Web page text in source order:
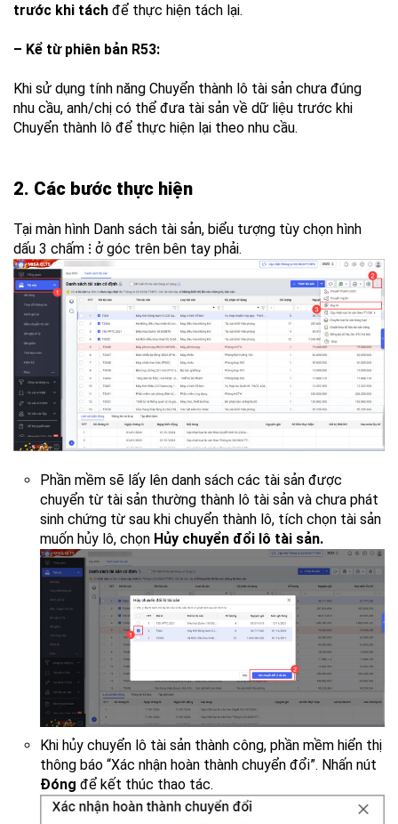
trước khi tách để thực hiện tách lại.
– Kể từ phiên bản R53:
Khi sử dụng tính năng Chuyển thành lô tài sản chưa đúng
nhu cầu, anh/chị có thể đưa tài sản về dữ liệu trước khi
Chuyển thành lô để thực hiện lại theo nhu cầu.
2. Các bước thực hiện
Tại màn hình Danh sách tài sản, biểu tượng tùy chọn hình
dấu 3 chấm ⁝ ở góc trên bên tay phải.
Phần mềm sẽ lấy lên danh sách các tài sản được
chuyển từ tài sản thường thành lô tài sản và chưa phát
sinh chứng từ sau khi chuyển thành lô, tích chọn tài sản
muốn hủy lô, chọn Hủy chuyển đổi lô tài sản.
Khi hủy chuyển lô tài sản thành công, phần mềm hiển thị
thông báo “Xác nhận hoàn thành chuyển đổi”. Nhấn nút
Đóng để kết thúc thao tác.